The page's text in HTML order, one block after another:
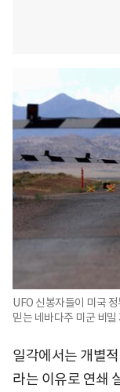
UFO 신봉자들이 미국
믿는 네바다주 미군 비
일각에서는 개별
라는 이유로 연쇄